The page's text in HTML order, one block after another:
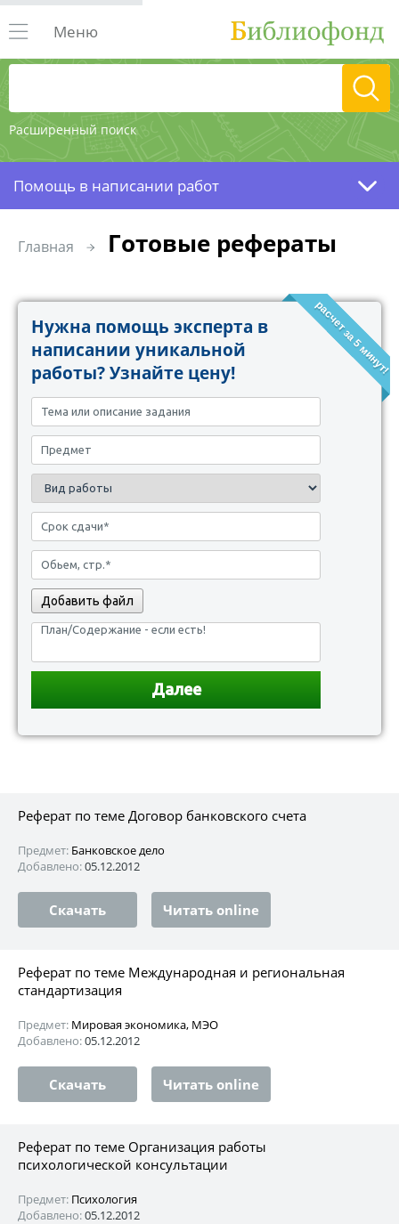
Расширенный поиск
Меню
Помощь в написании работ
Главная Готовые рефераты
расчет за 5 минут!
Нужна помощь эксперта в
написании уникальной
работы? Узнайте цену!
Добавить файл
Реферат по теме Договор банковского счета
Предмет: Банковское дело
Добавлено:05.12.2012
Скачать Читать online
Реферат по теме Международная и региональная
стандартизация
Предмет: Мировая экономика, МЭО
Добавлено:05.12.2012
Скачать Читать online
Реферат по теме Организация работы
психологической консультации
Предмет: Психология
Добавлено:05.12.2012